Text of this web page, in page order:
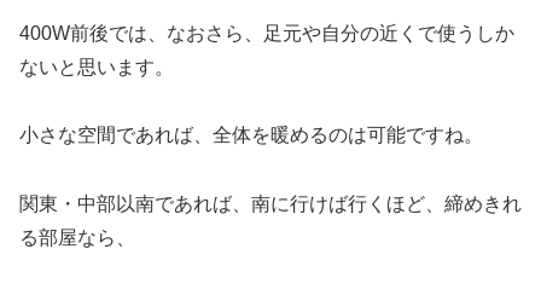
400W前後では、なおさら、足元や自分の近くで使うしか
ないと思います。
小さな空間であれば、全体を暖めるのは可能ですね。
関東・中部以南であれば、南に行けば行くほど、締めきれ
る部屋なら、